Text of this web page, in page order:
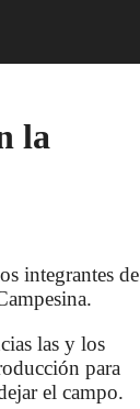
la
integrantes de
las y los
para
el campo.